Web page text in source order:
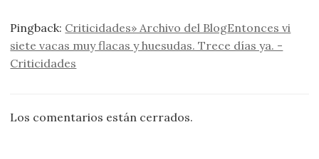
Pingback: Criticidades» Archivo del BlogEntonces vi
siete vacas muy flacas y huesudas. Trece días ya. -
Criticidades
Los comentarios están cerrados.